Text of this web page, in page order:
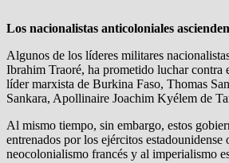
Los nacionalistas anticoloniales
Algunos de los líderes militares
Ibrahim Traoré, ha prometido luchar contra
líder marxista de Burkina Faso, Thomas
Sankara, Apollinaire Joachim Kyélem de
Al mismo tiempo, sin embargo, estos
entrenados por los ejércitos
neocolonialismo francés y al imperialismo